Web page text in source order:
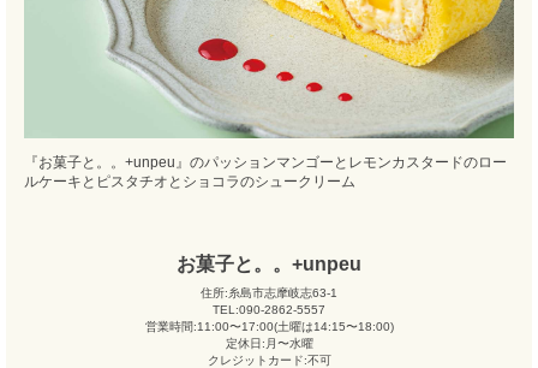
『お菓子と。。+unpeu』のパッションマンゴーとレモンカスタードのロー
ルケーキとピスタチオとショコラのシュークリーム
お菓子と。。+unpeu
住所:糸島市志摩岐志63-1
TEL:090-2862-5557
営業時間:11:00〜17:00(土曜は14:15〜18:00)
定休日:月〜水曜
クレジットカード:不可